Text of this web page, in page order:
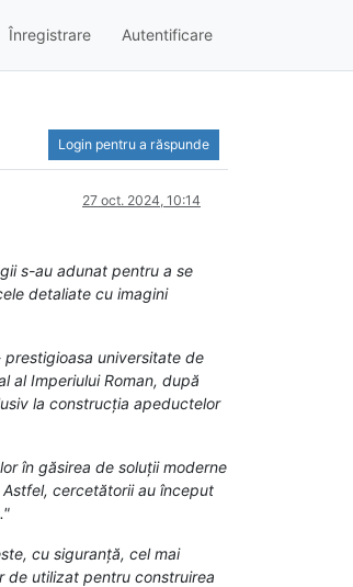
Înregistrare Autentificare
Login pentru a răspunde
27 oct. 2024, 10:14
s-au adunat pentru a se
detaliate cu imagini
universitate de
al Imperiului Roman, după
la construcția apeductelor
în găsirea de soluții moderne
cercetătorii au început
cu siguranță, cel mai
de utilizat pentru construirea